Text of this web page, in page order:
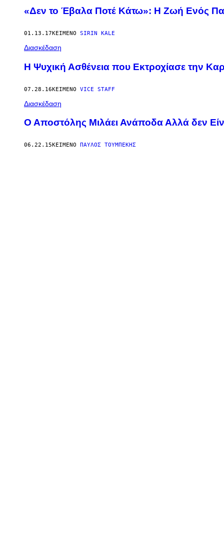
«Δεν το Έβαλα Ποτέ Κάτω»: Η Ζωή Ενός
01.13.17ΚΕΊΜΕΝΟ SIRIN KALE
Διασκέδαση
H Ψυχική Ασθένεια που Εκτροχίασε την
07.28.16ΚΕΊΜΕΝΟ VICE STAFF
Διασκέδαση
Ο Αποστόλης Μιλάει Ανάποδα Αλλά δεν
06.22.15ΚΕΊΜΕΝΟ ΠΑΎΛΟΣ ΤΟΥΜΠΈΚΗΣ